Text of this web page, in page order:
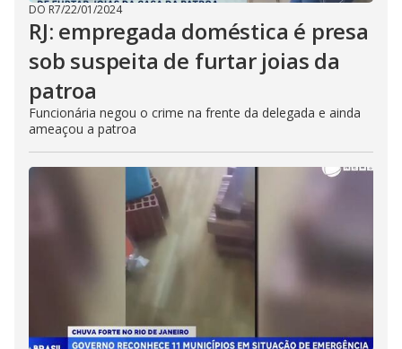
DO R7/22/01/2024
RJ: empregada doméstica é presa
sob suspeita de furtar joias da
patroa
Funcionária negou o crime na frente da delegada e ainda
ameaçou a patroa